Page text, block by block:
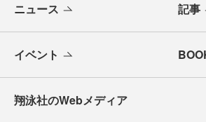
ニュース 記事
イベント
翔泳社のWebメディア